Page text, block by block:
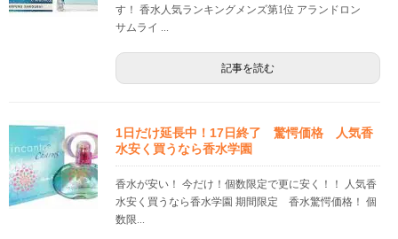
す！ 香水人気ランキングメンズ第1位 アランドロン
サムライ ...
記事を読む
1日だけ延長中！17日終了 驚愕価格 人気香
水安く買うなら香水学園
香水が安い！ 今だけ！個数限定で更に安く！！ 人気香
水安く買うなら香水学園 期間限定 香水驚愕価格！ 個
数限...